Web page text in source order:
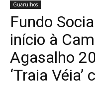
Guarulhos
Fundo
início à
Agasalho
‘Traia